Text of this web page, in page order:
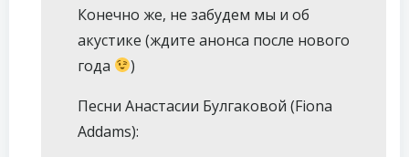
Конечно же, не забудем мы и об
акустике (ждите анонса после нового
года
)
Песни Анастасии Булгаковой (Fiona
Addams):